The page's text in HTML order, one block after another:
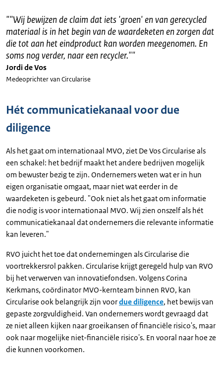
""Wij bewijzen de claim dat iets 'groen' en van gerecycled
materiaal is in het begin van de waardeketen en zorgen dat
die tot aan het eindproduct kan worden meegenomen. En
soms nog verder, naar een recycler.""
Jordi de Vos
Medeoprichter van Circularise
Hét communicatiekanaal voor due
diligence
Als het gaat om internationaal MVO, ziet De Vos Circularise als
een schakel: het bedrijf maakt het andere bedrijven mogelijk
om bewuster bezig te zijn. Ondernemers weten wat er in hun
eigen organisatie omgaat, maar niet wat eerder in de
waardeketen is gebeurd. "Ook niet als het gaat om informatie
die nodig is voor internationaal MVO. Wij zien onszelf als hét
communicatiekanaal dat ondernemers die relevante informatie
kan leveren."
RVO juicht het toe dat ondernemingen als Circularise die
voortrekkersrol pakken. Circularise krijgt geregeld hulp van RVO
bij het verwerven van innovatiefondsen. Volgens Corina
Kerkmans, coördinator MVO-kernteam binnen RVO, kan
Circularise ook belangrijk zijn voordue diligence, het bewijs van
gepaste zorgvuldigheid. Van ondernemers wordt gevraagd dat
ze niet alleen kijken naar groeikansen of financiële risico's, maar
ook naar mogelijke niet-financiële risico's. En vooral naar hoe ze
die kunnen voorkomen.